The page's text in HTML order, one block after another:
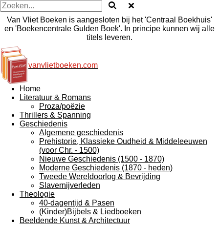
Van Vliet Boeken is aangesloten bij het 'Centraal Boekhuis'
en 'Boekencentrale Gulden Boek'. In principe kunnen wij alle
titels leveren.
vanvlietboeken.com
Home
Literatuur & Romans
Proza/poëzie
Thrillers & Spanning
Geschiedenis
Algemene geschiedenis
Prehistorie, Klassieke Oudheid & Middeleeuwen
(voor Chr. - 1500)
Nieuwe Geschiedenis (1500 - 1870)
Moderne Geschiedenis (1870 - heden)
Tweede Wereldoorlog & Bevrijding
Slavernijverleden
Theologie
40-dagentijd & Pasen
(Kinder)Bijbels & Liedboeken
Beeldende Kunst & Architectuur